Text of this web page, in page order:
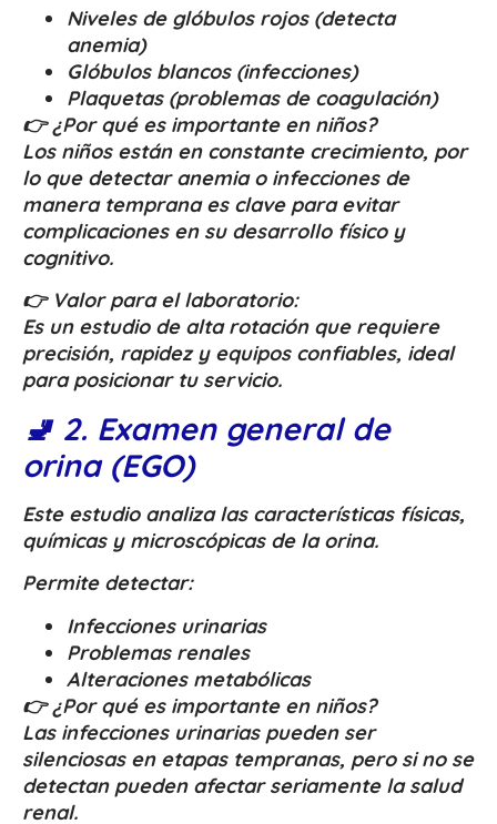
Niveles de glóbulos rojos (detecta
anemia)
Glóbulos blancos (infecciones)
Plaquetas (problemas de coagulación)
👉 ¿Por qué es importante en niños?
Los niños están en constante crecimiento, por
lo que detectar anemia o infecciones de
manera temprana es clave para evitar
complicaciones en su desarrollo físico y
cognitivo.
👉 Valor para el laboratorio:
Es un estudio de alta rotación que requiere
precisión, rapidez y equipos confiables, ideal
para posicionar tu servicio.
🚽 2. Examen general de
orina (EGO)
Este estudio analiza las características físicas,
químicas y microscópicas de la orina.
Permite detectar:
Infecciones urinarias
Problemas renales
Alteraciones metabólicas
👉 ¿Por qué es importante en niños?
Las infecciones urinarias pueden ser
silenciosas en etapas tempranas, pero si no se
detectan pueden afectar seriamente la salud
renal.